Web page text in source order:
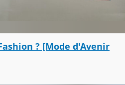
? [Mode d'Avenir